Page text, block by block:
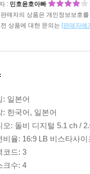
: 민호윤호아빠
매자의 상품은 개인정보보호
상품에 대한 문의는 [판매자에
: 일본어
: 한국어, 일본어
오: 돌비 디지털 5.1 ch /
비율: 16:9 LB 비스타사
코드: 3
크수: 4